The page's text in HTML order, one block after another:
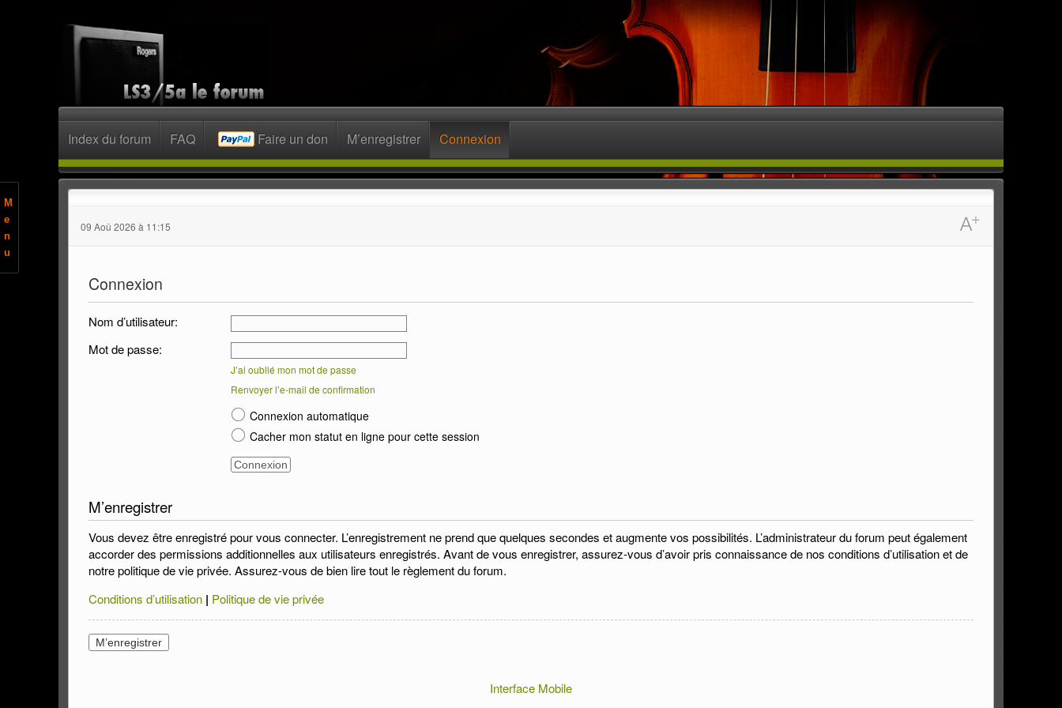
M
e
n
u
Index du forum FAQ Faire un don M’enregistrer Connexion
09 Aoû 2026 à 11:15
Connexion
Nom d’utilisateur:
Mot de passe:
J’ai oublié mon mot de passe
Renvoyer l’e-mail de confirmation
Connexion automatique
Cacher mon statut en ligne pour cette session
M’enregistrer
Vous devez être enregistré pour vous connecter. L’enregistrement ne prend que quelques secondes et augmente vos possibilités. L’administrateur du forum peut également
accorder des permissions additionnelles aux utilisateurs enregistrés. Avant de vous enregistrer, assurez-vous d’avoir pris connaissance de nos conditions d’utilisation et de
notre politique de vie privée. Assurez-vous de bien lire tout le règlement du forum.
Conditions d’utilisation | Politique de vie privée
M’enregistrer
Interface Mobile